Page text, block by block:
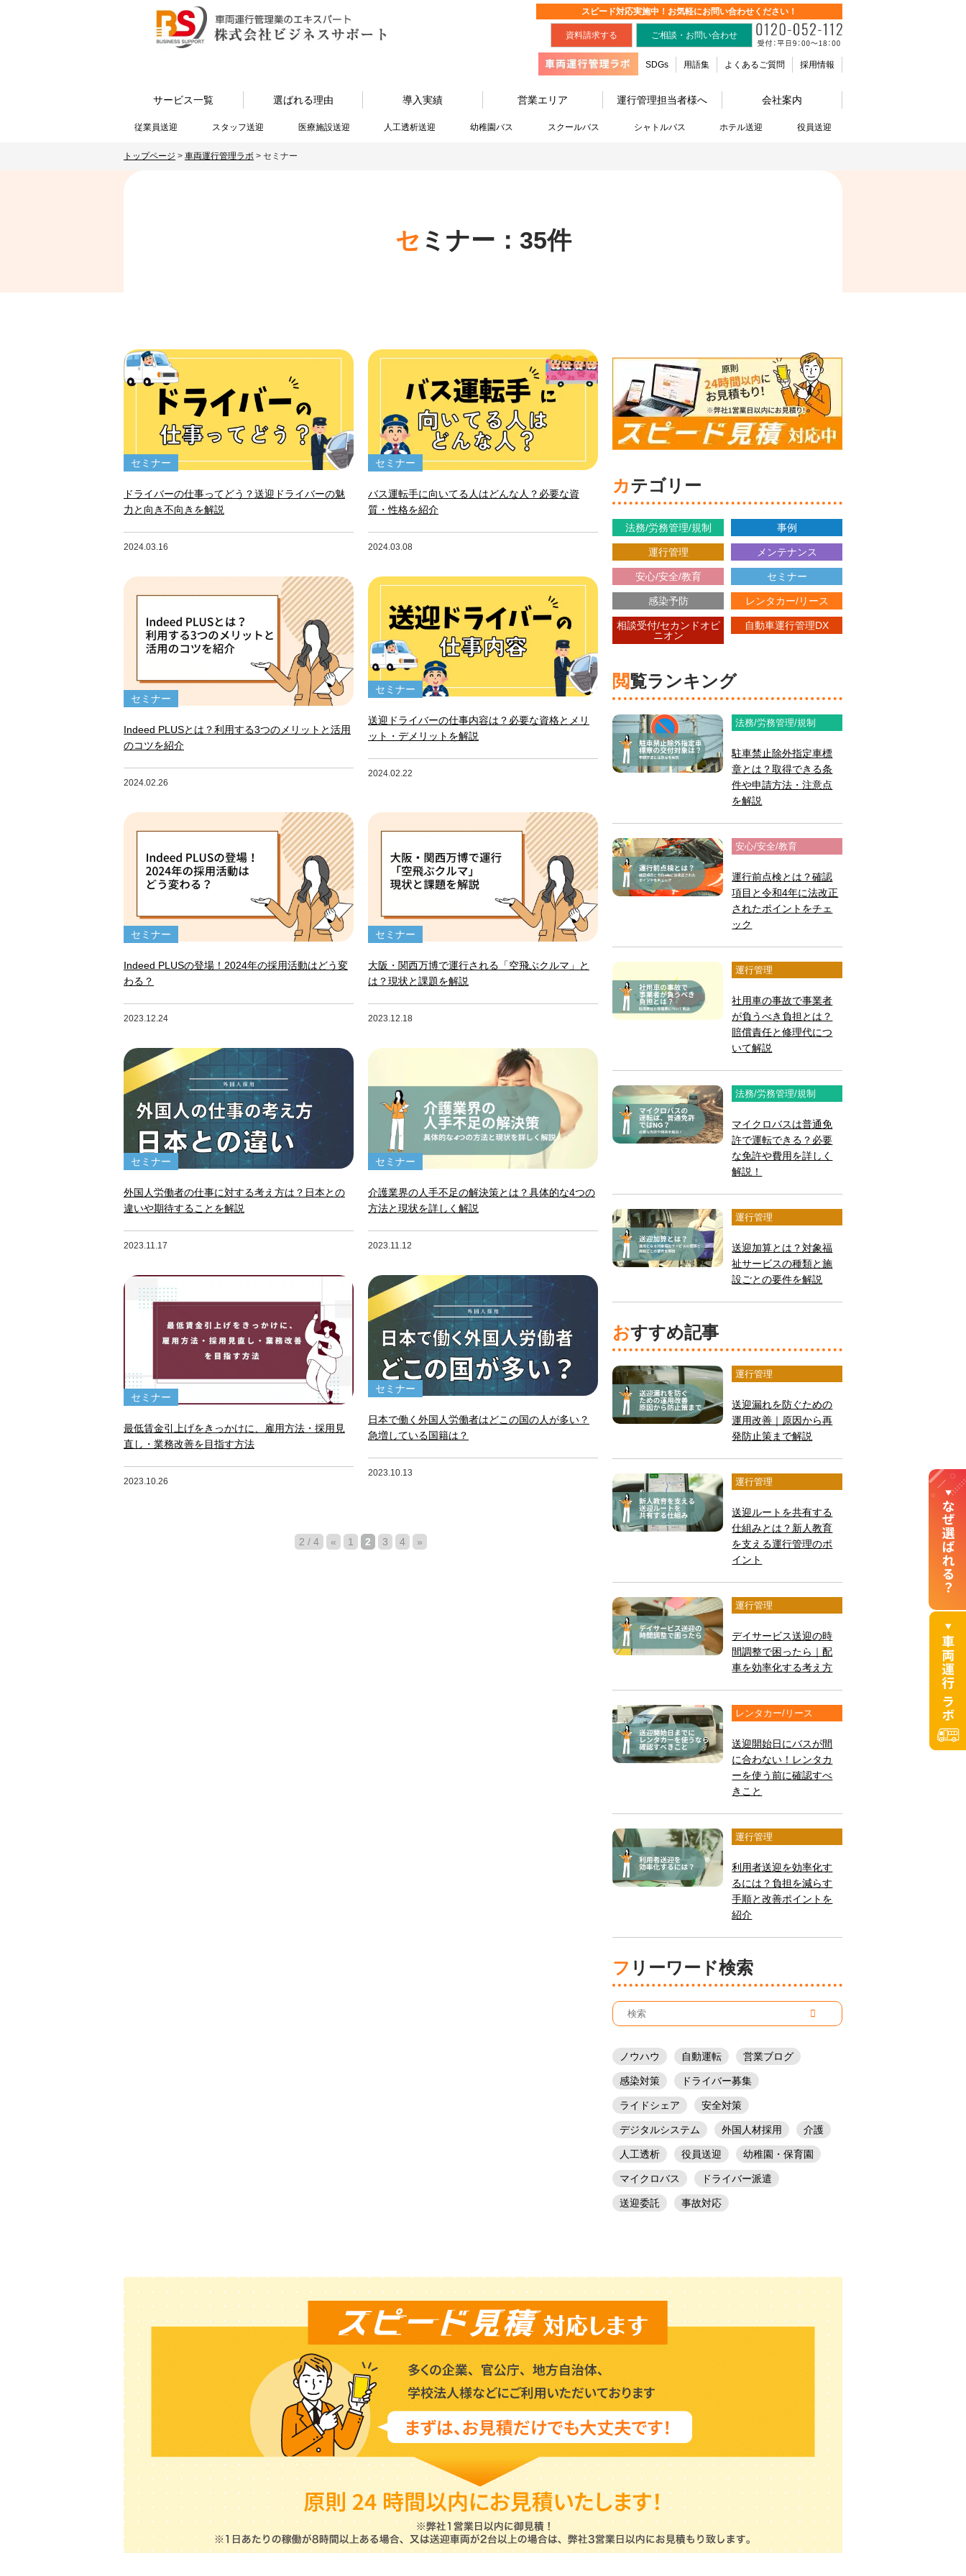
スピード対応実施中！お気軽にお問い合わせください！
資料請求する ご相談・お問い合わせ
SDGs 用語集 よくあるご質問 採用情報
サービス一覧 選ばれる理由 導入実績 営業エリア 運行管理担当者様へ 会社案内
従業員送迎 スタッフ送迎 医療施設送迎 人工透析送迎 幼稚園バス スクールバス シャトルバス ホテル送迎 役員送迎
トップページ > 車両運行管理ラボ > セミナー
セミナー：35件
セミナー
ドライバーの仕事ってどう？送迎ドライバーの魅
力と向き不向きを解説
2024.03.16
セミナー
バス運転手に向いてる人はどんな人？必要な資
質・性格を紹介
2024.03.08
セミナー
Indeed PLUSとは？利用する3つのメリットと活用
のコツを紹介
2024.02.26
セミナー
送迎ドライバーの仕事内容は？必要な資格とメリ
ット・デメリットを解説
2024.02.22
セミナー
Indeed PLUSの登場！2024年の採用活動はどう変
わる？
2023.12.24
セミナー
大阪・関西万博で運行される「空飛ぶクルマ」と
は？現状と課題を解説
2023.12.18
セミナー
外国人労働者の仕事に対する考え方は？日本との
違いや期待することを解説
2023.11.17
セミナー
介護業界の人手不足の解決策とは？具体的な4つの
方法と現状を詳しく解説
2023.11.12
セミナー
最低賃金引上げをきっかけに、雇用方法・採用見
直し・業務改善を目指す方法
2023.10.26
セミナー
日本で働く外国人労働者はどこの国の人が多い？
急増している国籍は？
2023.10.13
2 / 4 « 1 2 3 4 »
カテゴリー
法務/労務管理/規制 事例
運行管理 メンテナンス
安心/安全/教育 セミナー
感染予防 レンタカー/リース
相談受付/セカンドオピ
ニオン
自動車運行管理DX
閲覧ランキング
法務/労務管理/規制
駐車禁止除外指定車標
章とは？取得できる条
件や申請方法・注意点
を解説
安心/安全/教育
運行前点検とは？確認
項目と令和4年に法改正
されたポイントをチェ
ック
運行管理
社用車の事故で事業者
が負うべき負担とは？
賠償責任と修理代につ
いて解説
法務/労務管理/規制
マイクロバスは普通免
許で運転できる？必要
な免許や費用を詳しく
解説！
運行管理
送迎加算とは？対象福
祉サービスの種類と施
設ごとの要件を解説
おすすめ記事
運行管理
送迎漏れを防ぐための
運用改善｜原因から再
発防止策まで解説
運行管理
送迎ルートを共有する
仕組みとは？新人教育
を支える運行管理のポ
イント
運行管理
デイサービス送迎の時
間調整で困ったら｜配
車を効率化する考え方
レンタカー/リース
送迎開始日にバスが間
に合わない！レンタカ
ーを使う前に確認すべ
きこと
運行管理
利用者送迎を効率化す
るには？負担を減らす
手順と改善ポイントを
紹介
フリーワード検索
ノウハウ 自動運転 営業ブログ
感染対策 ドライバー募集
ライドシェア 安全対策
デジタルシステム 外国人材採用 介護
人工透析 役員送迎 幼稚園・保育園
マイクロバス ドライバー派遣
送迎委託 事故対応